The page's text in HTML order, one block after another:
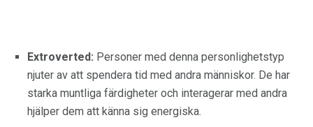
Extroverted: Personer med denna personlighetstyp
njuter av att spendera tid med andra människor. De har
starka muntliga färdigheter och interagerar med andra
hjälper dem att känna sig energiska.